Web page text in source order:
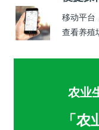
移动平台
查看养殖
农业
「